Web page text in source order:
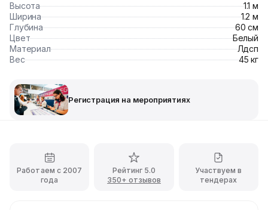
Высота
1.1 м
Ширина
1.2 м
Глубина
60 см
Цвет
Белый
Материал
Лдсп
Вес
45 кг
Регистрация на мероприятиях
Работаем с 2007
года
Рейтинг 5.0
350+ отзывов
Участвуем в
тендерах